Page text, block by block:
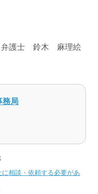
弁護士 鈴木 麻理絵
務局
相談・依頼する必要があ